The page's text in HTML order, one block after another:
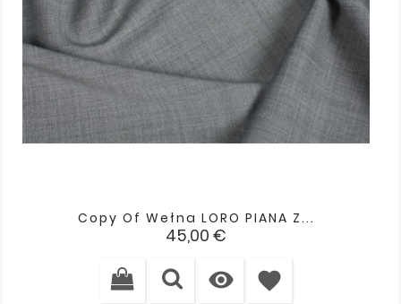
Copy Of Wełna LORO PIANA Z...
Cena
45,00 €
 favorite